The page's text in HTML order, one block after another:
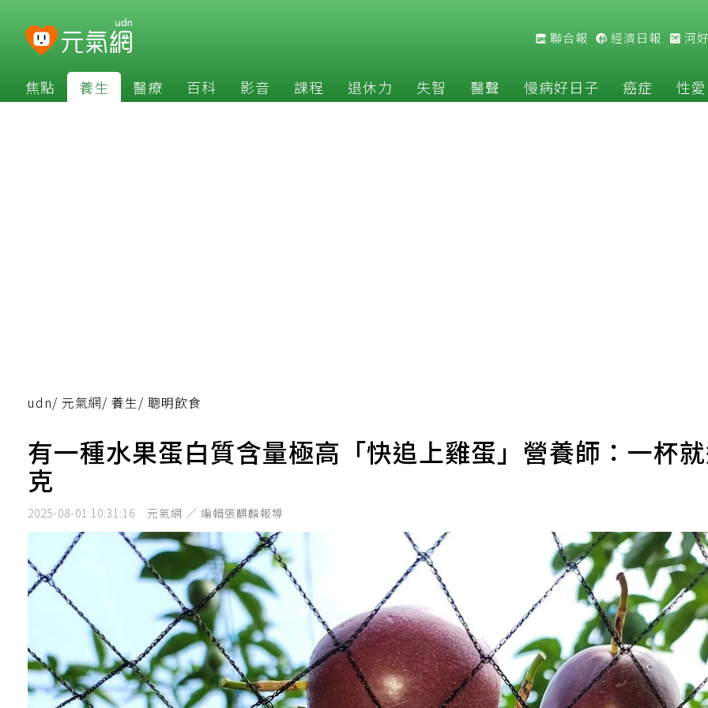
聯合報 經濟日報 河
焦點 養生 醫療 百科 影音 課程 退休力 失智 醫聲 慢病好日子 癌症 性愛
udn/ 元氣網/ 養生/ 聰明飲食
有一種水果蛋白質含量極高「快追上雞蛋」營養師：一杯
克
2025-08-01 10:31:16 元氣網 ／ 編輯張麒麟報導